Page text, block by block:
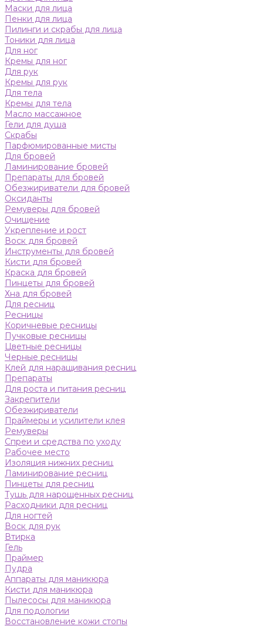
Маски для лица
Пенки для лица
Пилинги и скрабы для лица
Тоники для лица
Для ног
Кремы для ног
Для рук
Кремы для рук
Для тела
Кремы для тела
Масло массажное
Гели для душа
Скрабы
Парфюмированные мисты
Для бровей
Ламинирование бровей
Препараты для бровей
Обезжириватели для бровей
Оксиданты
Ремуверы для бровей
Очищение
Укрепление и рост
Воск для бровей
Инструменты для бровей
Кисти для бровей
Краска для бровей
Пинцеты для бровей
Хна для бровей
Для ресниц
Ресницы
Коричневые ресницы
Пучковые ресницы
Цветные ресницы
Черные ресницы
Клей для наращивания ресниц
Препараты
Для роста и питания ресниц
Закрепители
Обезжириватели
Праймеры и усилители клея
Ремуверы
Спреи и средства по уходу
Рабочее место
Изоляция нижних ресниц
Ламинирование ресниц
Пинцеты для ресниц
Тушь для нарощенных ресниц
Расходники для ресниц
Для ногтей
Воск для рук
Втирка
Гель
Праймер
Пудра
Аппараты для маникюра
Кисти для маникюра
Пылесосы для маникюра
Для подологии
Восстановление кожи стопы